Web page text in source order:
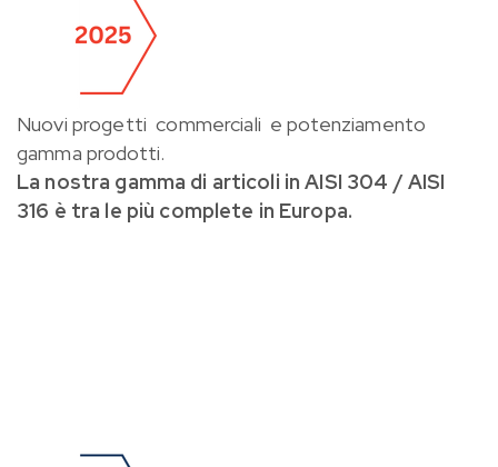
Nuovi progetti commerciali e potenziamento
gamma prodotti.
La nostra gamma di articoli in AISI 304 / AISI
316 è tra le più complete in Europa.